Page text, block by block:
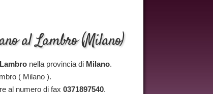
al Lambro (Milano)
nella provincia di Milano.
( Milano ).
al numero di fax 0371897540.